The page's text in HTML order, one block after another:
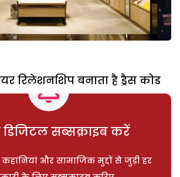
रिलेशनशिप बनाता है ड्रैस कोड
डिजिटल सब्सक्राइब करें
और सामाजिक मुद्दों से जुड़ी हर